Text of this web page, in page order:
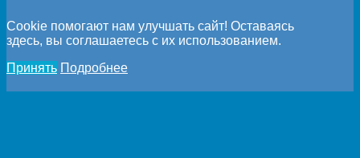
Cookie помогают нам улучшать сайт! Оставаясь
здесь, вы соглашаетесь с их использованием.
Принять Подробнее